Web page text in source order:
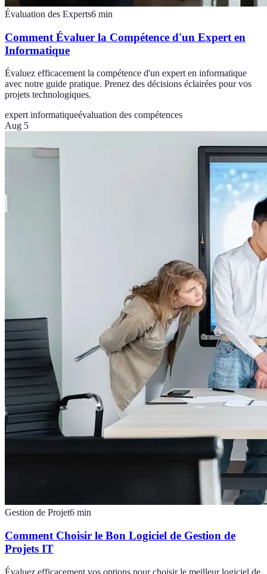
Évaluation des Experts6 min
Comment Évaluer la Compétence d'un Expert en
Informatique
Évaluez efficacement la compétence d'un expert en informatique
avec notre guide pratique. Prenez des décisions éclairées pour vos
projets technologiques.
expert informatiqueévaluation des compétences
Aug 5
Gestion de Projet6 min
Comment Choisir le Bon Logiciel de Gestion de
Projets IT
Évaluez efficacement vos options pour choisir le meilleur logiciel de